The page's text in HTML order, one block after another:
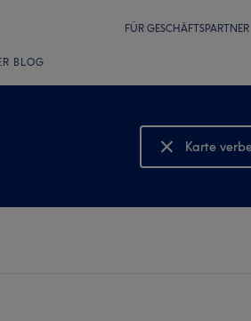
FÜR GESCHÄFTSPARTNER
BLOG
Karte
Karte